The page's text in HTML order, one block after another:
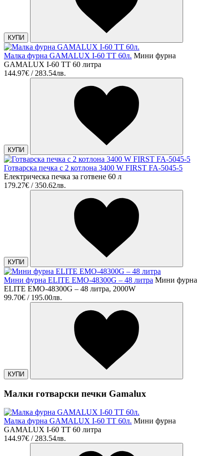
КУПИ
Малка фурна GAMALUX I-60 TT 60л. Мини фурна
GAMALUX I-60 TT 60 литра
144.97€ / 283.54лв.
КУПИ
Готварска печка с 2 котлона 3400 W FIRST FA-5045-5
Електрическа печка за готвене 60 л
179.27€ / 350.62лв.
КУПИ
Мини фурна ELITE EMO-48300G – 48 литра Мини фурна
ELITE EMO-48300G – 48 литра, 2000W
99.70€ / 195.00лв.
КУПИ
Малки готварски печки Gamalux
Малка фурна GAMALUX I-60 TT 60л. Мини фурна
GAMALUX I-60 TT 60 литра
144.97€ / 283.54лв.